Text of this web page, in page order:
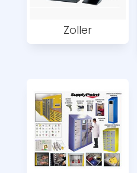
Zoller